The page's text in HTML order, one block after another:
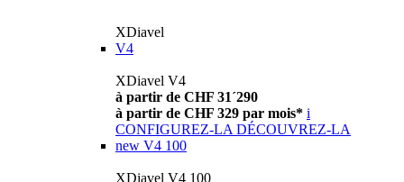
XDiavel
V4
XDiavel V4
à partir de CHF 31´290
à partir de CHF 329 par mois* i
CONFIGUREZ-LA DÉCOUVREZ-LA
new V4 100
XDiavel V4 100